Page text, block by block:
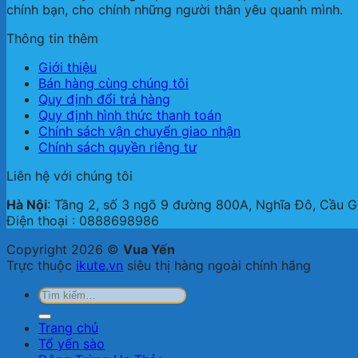
chính bạn, cho chính những người thân yêu quanh mình.
Thông tin thêm
Giới thiệu
Bán hàng cùng chúng tôi
Quy định đổi trả hàng
Quy định hình thức thanh toán
Chính sách vận chuyển giao nhận
Chính sách quyền riêng tư
Liên hệ với chúng tôi
Hà Nội: Tầng 2, số 3 ngõ 9 đường 800A, Nghĩa Đô, Cầu
Điện thoại : 0888698986
Copyright 2026 © Vua Yến
Trực thuộc ikute.vn siêu thị hàng ngoài chính hãng
Tìm
Trang chủ
Tổ yến sào